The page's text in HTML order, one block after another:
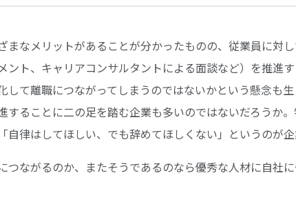
まなメリットがあることが分かったものの、従業員に対
ント、キャリアコンサルタントによる面談など）を推進
して離職につながってしまうのではないかという懸念も
することに二の足を踏む企業も多いのではないだろうか
自律はしてほしい、でも辞めてほしくない」というのが企
つながるのか、またそうであるのなら優秀な人材に自社